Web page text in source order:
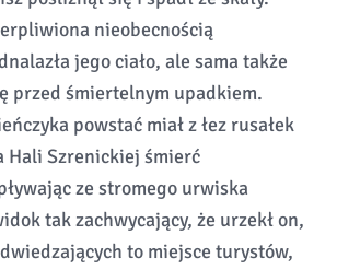
nieobecnością
jego ciało, ale sama także
przed śmiertelnym upadkiem.
powstać miał z łez rusałek
Hali Szrenickiej śmierć
ze stromego urwiska
tak zachwycający, że urzekł on,
to miejsce turystów,